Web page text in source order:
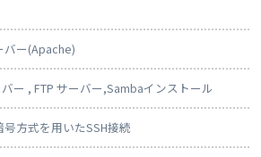
バー(Apache)
ー , FTP サーバー,Sambaインストール
方式を用いたSSH接続